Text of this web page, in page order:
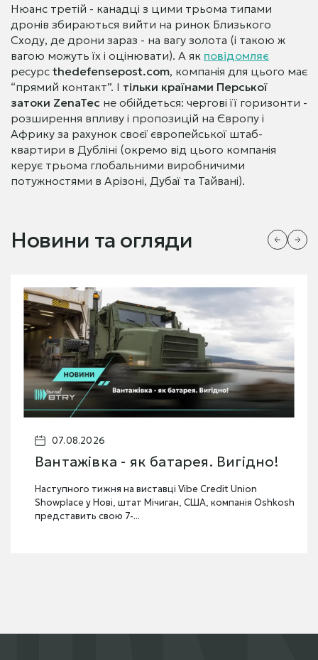
Нюанс третій - канадці з цими трьома типами
дронів збираються вийти на ринок Близького
Сходу, де дрони зараз - на вагу золота (і такою ж
вагою можуть їх і оцінювати). А як повідомляє
ресурс thedefensepost.com, компанія для цього має
“прямий контакт”. І тільки країнами Перської
затоки ZenaTec не обійдеться: чергові її горизонти -
розширення впливу і пропозицій на Європу і
Африку за рахунок своєї європейської штаб-
квартири в Дубліні (окремо від цього компанія
керує трьома глобальними виробничими
потужностями в Арізоні, Дубаї та Тайвані).
Новини та огляди
07.08.2026
Вантажівка - як батарея. Вигідно!
Наступного тижня на виставці Vibe Credit Union
Showplace у Нові, штат Мічиган, США, компанія Oshkosh
представить свою 7-...